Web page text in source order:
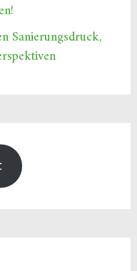
Sanierungsdruck,